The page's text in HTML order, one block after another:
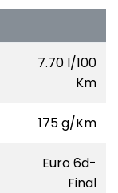
7.70 l/100
Km
175 g/Km
Euro 6d-
Final